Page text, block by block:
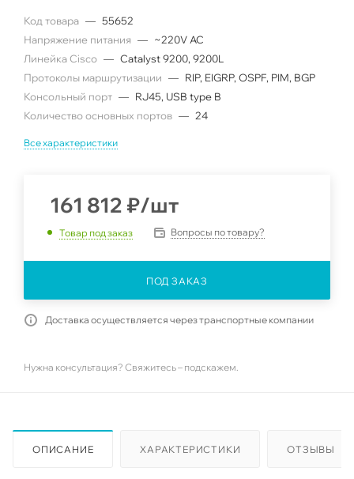
Код товара — 55652
Напряжение питания — ~220V AC
Линейка Cisco — Catalyst 9200, 9200L
Протоколы маршрутизации — RIP, EIGRP, OSPF, PIM, BGP
Консольный порт — RJ45, USB type B
Количество основных портов — 24
Все характеристики
161 812 ₽/шт
Товар под заказ Вопросы по товару?
ПОД ЗАКАЗ
Доставка осуществляется через транспортные компании
Нужна консультация? Свяжитесь – подскажем.
ОПИСАНИЕ ХАРАКТЕРИСТИКИ ОТЗЫВЫ